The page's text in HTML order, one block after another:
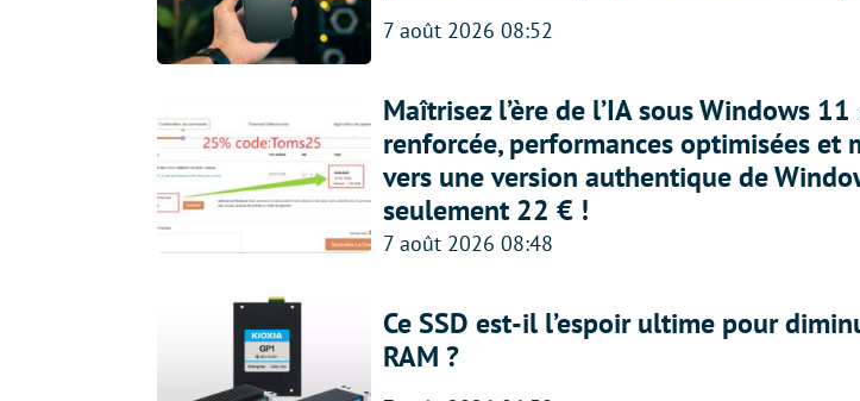
7 août 2026 08:52
Maîtrisez l’ère de l’IA sous Windows
renforcée, performances optimisées et
vers une version authentique de
seulement 22 € !
7 août 2026 08:48
Ce SSD est-il l’espoir ultime pour
RAM ?